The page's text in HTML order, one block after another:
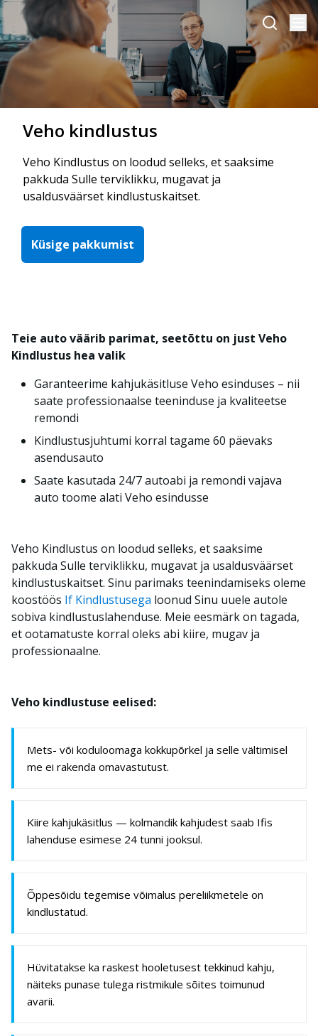
Veho kindlustus
Veho Kindlustus on loodud selleks, et saaksime
pakkuda Sulle terviklikku, mugavat ja
usaldusväärset kindlustuskaitset.
Küsige pakkumist
Teie auto väärib parimat, seetõttu on just Veho
Kindlustus hea valik
Garanteerime kahjukäsitluse Veho esinduses – nii
saate professionaalse teeninduse ja kvaliteetse
remondi
Kindlustusjuhtumi korral tagame 60 päevaks
asendusauto
Saate kasutada 24/7 autoabi ja remondi vajava
auto toome alati Veho esindusse
Veho Kindlustus on loodud selleks, et saaksime
pakkuda Sulle terviklikku, mugavat ja usaldusväärset
kindlustuskaitset. Sinu parimaks teenindamiseks oleme
koostöös If Kindlustusega loonud Sinu uuele autole
sobiva kindlustuslahenduse. Meie eesmärk on tagada,
et ootamatuste korral oleks abi kiire, mugav ja
professionaalne.
Veho kindlustuse eelised:
Mets- või koduloomaga kokkupõrkel ja selle vältimisel
me ei rakenda omavastutust.
Kiire kahjukäsitlus — kolmandik kahjudest saab Ifis
lahenduse esimese 24 tunni jooksul.
Õppesõidu tegemise võimalus pereliikmetele on
kindlustatud.
Hüvitatakse ka raskest hooletusest tekkinud kahju,
näiteks punase tulega ristmikule sõites toimunud
avarii.